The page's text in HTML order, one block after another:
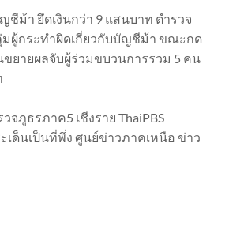
ชีม้า ยึดเงินกว่า 9 แสนบาท ตำรวจ
มผู้กระทำผิดเกี่ยวกับบัญชีม้า ขณะกด
ขยายผลจับผู้ร่วมขบวนการรวม 5 คน
ภูธรภาค5 เชีงราย ThaiPBS
ะเด็นเป็นที่พึ่ง ศูนย์ข่าวภาคเหนือ ข่าว